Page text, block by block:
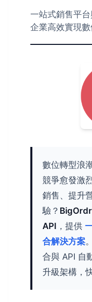
一站式銷售平
企業高效實現數
數位轉型浪
競爭愈發激
銷售、提升
驗？
API ，提供
合解決方案
合與 API 自
升級架構，